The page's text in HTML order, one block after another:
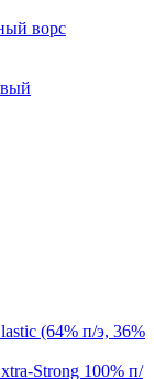
ворс
(64% п/э, 36%
Strong 100% п/